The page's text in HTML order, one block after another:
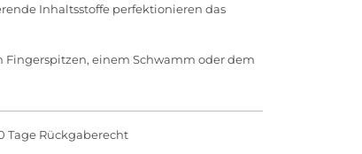
Inhaltsstoffe perfektionieren das
einem Schwamm oder dem
Tage Rückgaberecht